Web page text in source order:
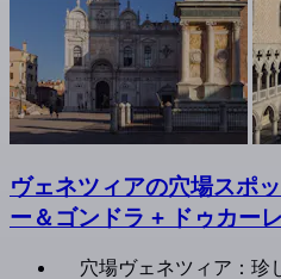
ヴェネツィアの穴場スポ
ー＆ゴンドラ + ドゥカー
穴場ヴェネツィア：珍